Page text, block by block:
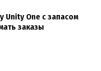
Unity One с запасом
заказы